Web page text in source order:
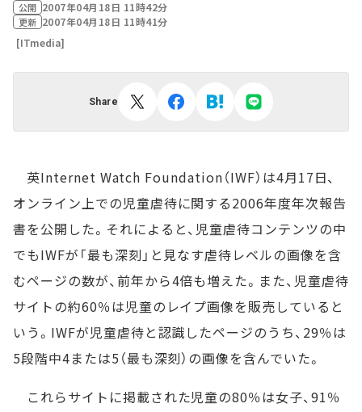
公開 2007年04月18日 11時42分
更新 2007年04月18日 11時41分
[ITmedia]
Share
英Internet Watch Foundation（IWF）は4月17日、
オンライン上での児童虐待に関する2006年度年次報告
書を公開した。それによると、児童虐待コンテンツの中
でもIWFが「最も深刻」と見なす虐待レベルの画像を含
むページの数が、前年から4倍も増えた。また、児童虐待
サイトの約60％は児童のレイプ画像を販売していると
いう。IWFが児童虐待と認識したページのうち、29％は
5段階中4または5（最も深刻）の画像を含んでいた。
これらサイトに掲載された児童の80％は女子、91％